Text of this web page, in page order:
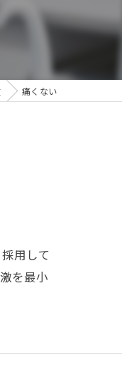
痛くない
用して
を最小